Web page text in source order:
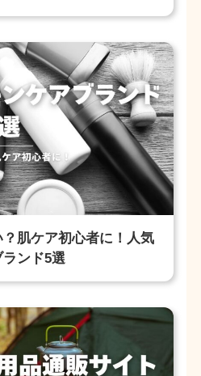
肌ケア初心者に！人気
ンド5選